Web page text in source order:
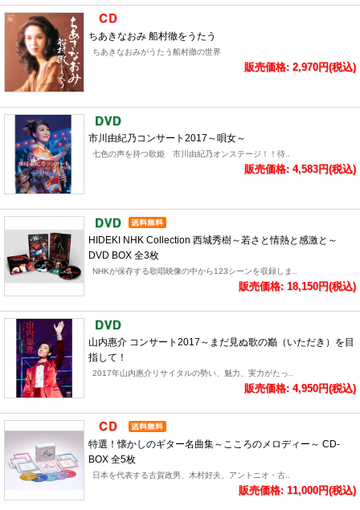
ちあきなおみ 船村徹をうたう
ちあきなおみがうたう船村徹の世界
販売価格: 2,970円(税込)
市川由紀乃コンサート2017～唄女～
七色の声を持つ歌姫 市川由紀乃オンステージ！！待..
販売価格: 4,583円(税込)
HIDEKI NHK Collection 西城秀樹～若さと情熱と感激と～
DVD BOX 全3枚
NHKが保存する歌唱映像の中から123シーンを収録しま..
販売価格: 18,150円(税込)
山内惠介 コンサート2017～まだ見ぬ歌の巓（いただき）を目
指して！
2017年山内惠介リサイタルの勢い、魅力、実力がたっ..
販売価格: 4,950円(税込)
特選！懐かしのギター名曲集～こころのメロディー～ CD-
BOX 全5枚
日本を代表する古賀政男、木村好夫、アントニオ・古..
販売価格: 11,000円(税込)